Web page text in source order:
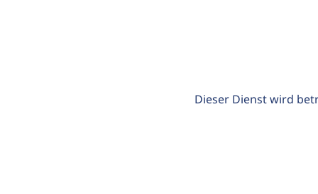
Dieser Dienst wird